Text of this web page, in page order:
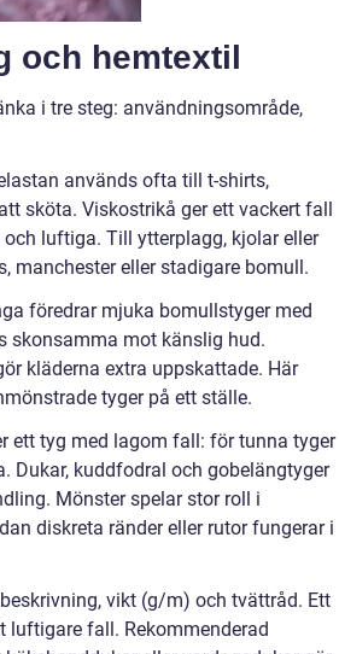
och hemtextil
i tre steg: användningsområde,
används ofta till t-shirts,
sköta. Viskostrikå ger ett vackert fall
luftiga. Till ytterplagg, kjolar eller
manchester eller stadigare bomull.
föredrar mjuka bomullstyger med
skonsamma mot känslig hud.
kläderna extra uppskattade. Här
tyger på ett ställe.
ett tyg med lagom fall: för tunna tyger
Dukar, kuddfodral och gobelängtyger
Mönster spelar stor roll i
diskreta ränder eller rutor fungerar i
vikt (g/m) och tvättråd. Ett
luftigare fall. Rekommenderad